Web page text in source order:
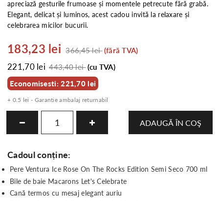
apreciază gesturile frumoase și momentele petrecute fără grabă.
Elegant, delicat și luminos, acest cadou invită la relaxare și
celebrarea micilor bucurii.
183,23 lei 366,45 lei(fără TVA)
221,70 lei 443,40 lei(cu TVA)
Economisesti: 221,70 lei
+ 0.5 lei - Garantie ambalaj returnabil
ADAUGĂ ÎN COŞ
Cadoul conține:
Pere Ventura Ice Rose On The Rocks Edition Semi Seco 700 ml
Bile de baie Macarons Let's Celebrate
Cană termos cu mesaj elegant auriu